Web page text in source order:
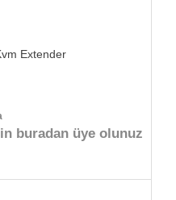
Extender
buradan üye olunuz